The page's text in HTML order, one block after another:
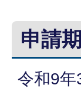
申請
令和9